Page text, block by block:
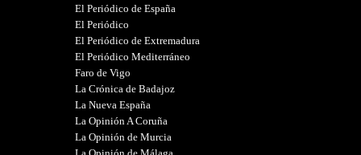
El Periódico de España
El Periódico
El Periódico de Extremadura
El Periódico Mediterráneo
Faro de Vigo
La Crónica de Badajoz
La Nueva España
La Opinión A Coruña
La Opinión de Murcia